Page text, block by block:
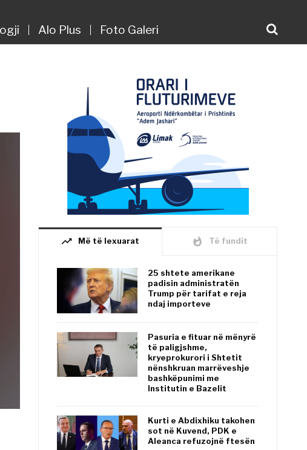
Alo Plus Foto Galeri
trending_up Më të lexuarat whatshot Të fundit
25 shtete amerikane
padisin administratën
Trump për tarifat e reja
ndaj importeve
Pasuria e fituar në mënyrë
të paligjshme,
kryeprokurori i Shtetit
nënshkruan marrëveshje
bashkëpunimi me
Institutin e Bazelit
Kurti e Abdixhiku takohen
sot në Kuvend, PDK e
Aleanca refuzojnë ftesën